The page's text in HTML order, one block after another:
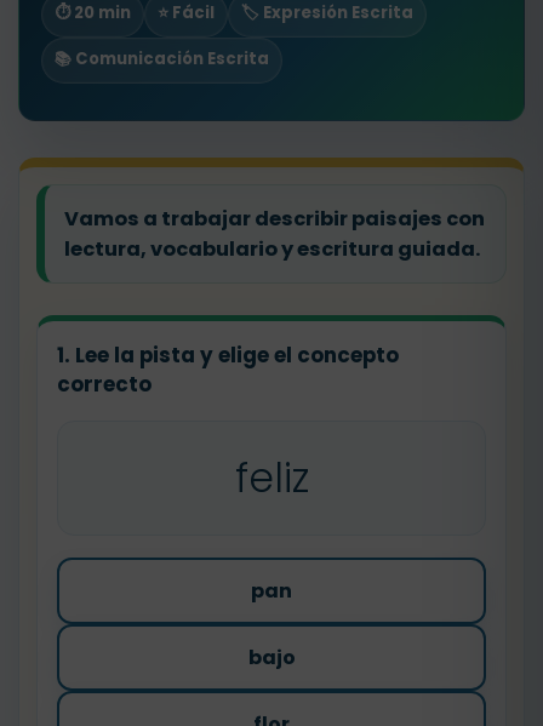
⏱ 20 min
⭐ Fácil
🏷️ Expresión Escrita
📚 Comunicación Escrita
Vamos a trabajar describir paisajes con
lectura, vocabulario y escritura guiada.
1. Lee la pista y elige el concepto
correcto
feliz
pan
bajo